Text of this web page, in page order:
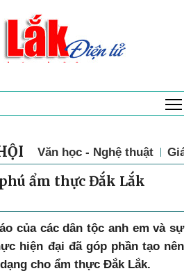
Văn học - Nghệ thuật
ẩm thực Đắk Lắk
của các dân tộc anh em và sự
hiện đại đã góp phần tạo nên
cho ẩm thực Đắk Lắk.